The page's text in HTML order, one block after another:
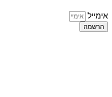
אימייל
הרשמה